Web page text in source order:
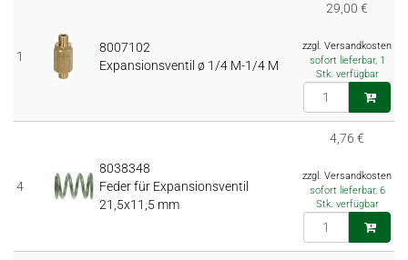
1
8007102
Expansionsventil ø 1/4 M-1/4 M
29,00 €
zzgl. Versandkosten
sofort lieferbar, 1
Stk. verfügbar
4
8038348
Feder für Expansionsventil
21,5x11,5 mm
4,76 €
zzgl. Versandkosten
sofort lieferbar, 6
Stk. verfügbar